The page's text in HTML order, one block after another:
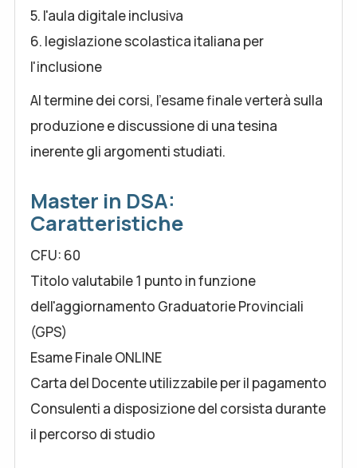
5. l'aula digitale inclusiva
6. legislazione scolastica italiana per
l'inclusione
Al termine dei corsi, l'esame finale verterà sulla
produzione e discussione di una tesina
inerente gli argomenti studiati.
Master in DSA:
Caratteristiche
CFU: 60
Titolo valutabile 1 punto in funzione
dell'aggiornamento Graduatorie Provinciali
(GPS)
Esame Finale ONLINE
Carta del Docente utilizzabile per il pagamento
Consulenti a disposizione del corsista durante
il percorso di studio